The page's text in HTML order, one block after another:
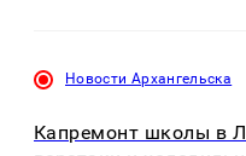
Новости Архангельска
Капремонт школы в